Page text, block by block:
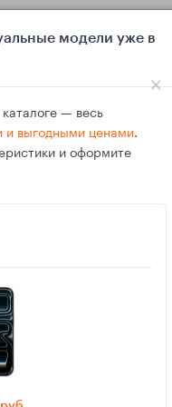
на iPad Pro M4: SD
UHS‑II,
«Файлах»
модели уже в
×
— весь
и выгодными ценами.
и оформите